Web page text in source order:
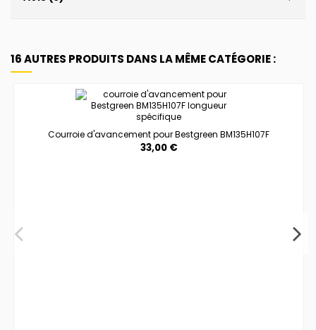
16 AUTRES PRODUITS DANS LA MÊME CATÉGORIE :
Courroie d'avancement pour Bestgreen BM135H107F
33,00 €